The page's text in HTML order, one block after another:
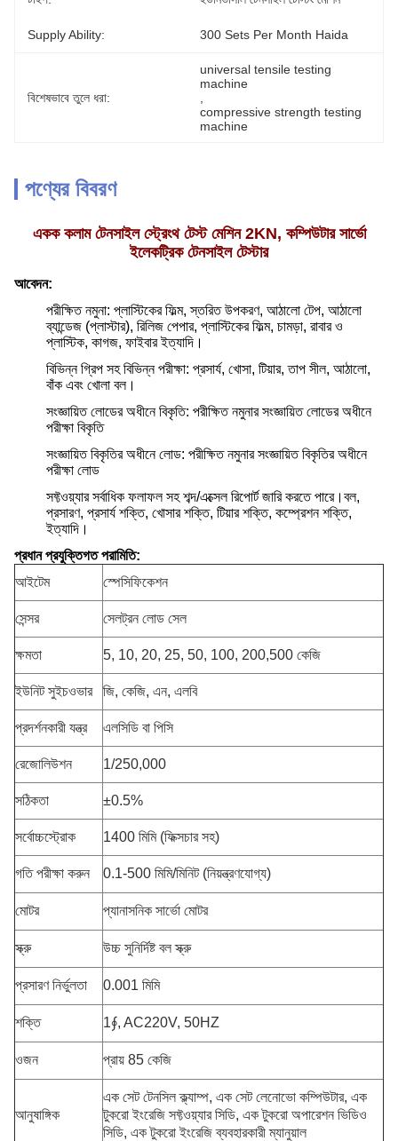
Supply Ability: 300 Sets Per Month Haida
বিশেষভাবে তুলে ধরা:
universal tensile testing
machine
compressive strength testing
machine
পণ্যের বিবরণ
একক কলাম টেনসাইল স্ট্রেংথ টেস্ট মেশিন 2KN, কম্পিউটার সার্ভো
ইলেকট্রিক টেনসাইল টেস্টার
আবেদন:
পরীক্ষিত নমুনা: প্লাস্টিকের ফিল্ম, স্তরিত উপকরণ, আঠালো টেপ, আঠালো
ব্যান্ডেজ (প্লাস্টার), রিলিজ পেপার, প্লাস্টিকের ফিল্ম, চামড়া, রাবার ও
প্লাস্টিক, কাগজ, ফাইবার ইত্যাদি।
বিভিন্ন গ্রিপ সহ বিভিন্ন পরীক্ষা: প্রসার্য, খোসা, টিয়ার, তাপ সীল, আঠালো,
বাঁক এবং খোলা বল।
সংজ্ঞায়িত লোডের অধীনে বিকৃতি: পরীক্ষিত নমুনার সংজ্ঞায়িত লোডের অধীনে
পরীক্ষা বিকৃতি
সংজ্ঞায়িত বিকৃতির অধীনে লোড: পরীক্ষিত নমুনার সংজ্ঞায়িত বিকৃতির অধীনে
পরীক্ষা লোড
সফ্টওয়্যার সর্বাধিক ফলাফল সহ শব্দ/এক্সেল রিপোর্ট জারি করতে পারে।বল,
প্রসারণ, প্রসার্য শক্তি, খোসার শক্তি, টিয়ার শক্তি, কম্প্রেশন শক্তি,
ইত্যাদি।
প্রধান প্রযুক্তিগত পরামিতি:
আইটেম
স্পেসিফিকেশন
সেন্সর সেলট্রন লোড সেল
ক্ষমতা 5, 10, 20, 25, 50, 100, 200,500 কেজি
ইউনিট সুইচওভার জি, কেজি, এন, এলবি
প্রদর্শনকারী যন্ত্র এলসিডি বা পিসি
রেজোলিউশন 1/250,000
সঠিকতা ±0.5%
সর্বোচ্চস্ট্রোক 1400 মিমি (ফিক্সচার সহ)
গতি পরীক্ষা করুন 0.1-500 মিমি/মিনিট (নিয়ন্ত্রণযোগ্য)
মোটর প্যানাসনিক সার্ভো মোটর
স্ক্রু উচ্চ সুনির্দিষ্ট বল স্ক্রু
প্রসারণ নির্ভুলতা 0.001 মিমি
শক্তি 1∮, AC220V, 50HZ
ওজন প্রায় 85 কেজি
আনুষাঙ্গিক
এক সেট টেনসিল ক্ল্যাম্প, এক সেট লেনোভো কম্পিউটার, এক
টুকরো ইংরেজি সফ্টওয়্যার সিডি, এক টুকরো অপারেশন ভিডিও
সিডি, এক টুকরো ইংরেজি ব্যবহারকারী ম্যানুয়াল